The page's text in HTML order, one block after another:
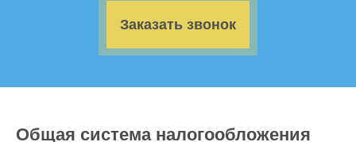
Заказать звонок
Общая система налогообложения